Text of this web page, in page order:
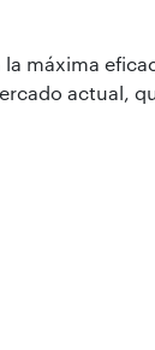
máxima
actual,